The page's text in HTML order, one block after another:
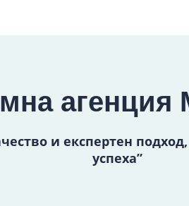
агенция
и експертен
успеха”